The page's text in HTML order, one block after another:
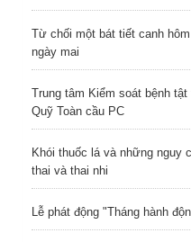
Từ chối một bát tiết canh
ngày mai
Trung tâm Kiểm soát bệnh
Quỹ Toàn cầu PC
Khói thuốc lá và những nguy
thai và thai nhi
Lễ phát động "Tháng hành